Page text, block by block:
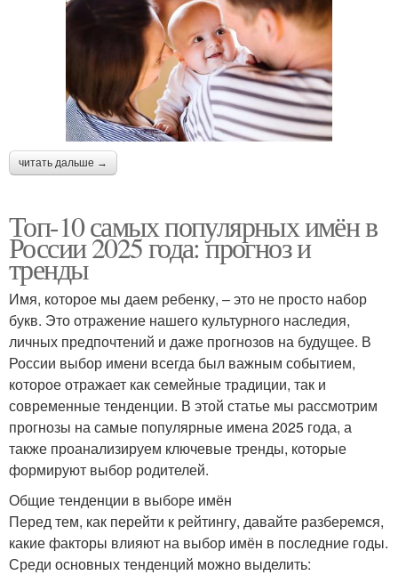
читать дальше →
Топ-10 самых популярных имён в
России 2025 года: прогноз и
тренды
Имя, которое мы даем ребенку, – это не просто набор
букв. Это отражение нашего культурного наследия,
личных предпочтений и даже прогнозов на будущее. В
России выбор имени всегда был важным событием,
которое отражает как семейные традиции, так и
современные тенденции. В этой статье мы рассмотрим
прогнозы на самые популярные имена 2025 года, а
также проанализируем ключевые тренды, которые
формируют выбор родителей.
Общие тенденции в выборе имён
Перед тем, как перейти к рейтингу, давайте разберемся,
какие факторы влияют на выбор имён в последние годы.
Среди основных тенденций можно выделить: